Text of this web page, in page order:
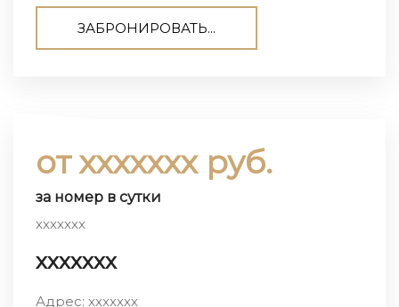
ЗАБРОНИРОВАТЬ...
от ххххххх руб.
за номер в сутки
ххххххх
ххххххх
Адрес: ххххххх